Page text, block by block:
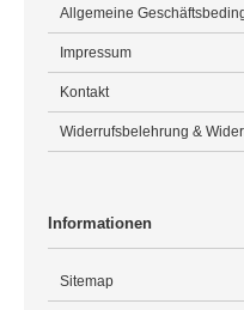
Allgemeine
Impressum
Kontakt
Widerrufsbelehrung &
Informationen
Sitemap